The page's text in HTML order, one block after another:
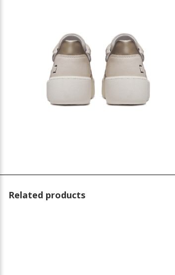
Related products